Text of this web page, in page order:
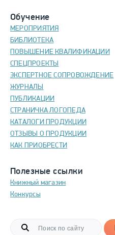
Обучение
МЕРОПРИЯТИЯ
БИБЛИОТЕКА
ПОВЫШЕНИЕ КВАЛИФИКАЦИИ
СПЕЦПРОЕКТЫ
ЭКСПЕРТНОЕ СОПРОВОЖДЕНИЕ
ЖУРНАЛЫ
ПУБЛИКАЦИИ
СТРАНИЧКА ЛОГОПЕДА
КАТАЛОГИ ПРОДУКЦИИ
ОТЗЫВЫ О ПРОДУКЦИИ
КАК ПРИОБРЕСТИ
Полезные ссылки
Книжный магазин
Конкурсы